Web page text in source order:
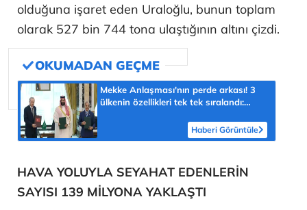
olduğuna işaret eden Uraloğlu, bunun toplam
olarak 527 bin 744 tona ulaştığının altını çizdi.
Mekke Anlaşması'nın perde arkası! 3
ülkenin özellikleri tek tek sıralandı:
Haberi Görüntüle
HAVA YOLUYLA SEYAHAT EDENLERİN
SAYISI 139 MİLYONA YAKLAŞTI